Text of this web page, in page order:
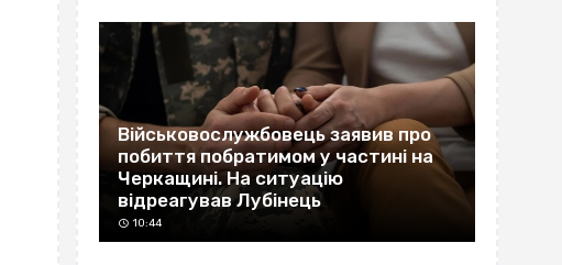
Військовослужбовець заявив про
побиття побратимом у частині на
Черкащині. На ситуацію
відреагував Лубінець
10:44